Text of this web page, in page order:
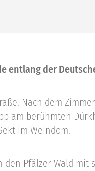
entlang der
Nach dem
am berühmten
im Weindom.
Pfälzer Wald mit